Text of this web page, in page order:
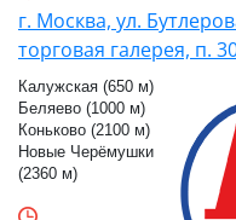
г. Москва, ул.
торговая галерея, п.
Калужская (650 м)
Беляево (1000 м)
Коньково (2100 м)
Новые Черёмушки
(2360 м)